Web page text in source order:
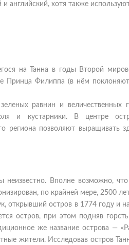
английский, хотя также
на Танна в годы Второй
Филиппа (в нём
равнин и величественных
и кустарники. В центре
региона позволяют выращивать
неизвестно. Вполне возможно,
по крайней мере, 2500
открывший остров в 1774 году и
остров, при этом подняв
же название острова —
жители. Исследовав остров